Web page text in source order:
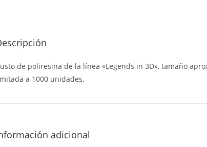
de poliresina de la línea «Legends in 3D», tamaño
a 1000 unidades.
adicional